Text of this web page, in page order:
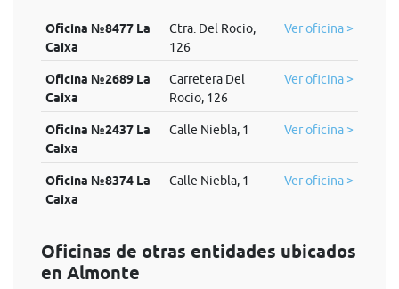
Oficina №8477 La
Caixa
Ctra. Del Rocio,
126
Ver oficina >
Oficina №2689 La
Caixa
Carretera Del
Rocio, 126
Ver oficina >
Oficina №2437 La
Caixa
Calle Niebla, 1 Ver oficina >
Oficina №8374 La
Caixa
Calle Niebla, 1 Ver oficina >
Oficinas de otras entidades ubicados
en Almonte